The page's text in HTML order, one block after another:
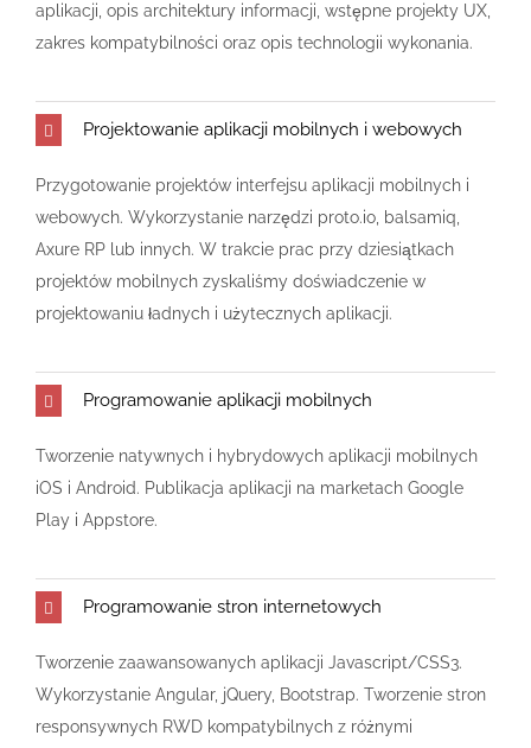
aplikacji, opis architektury informacji, wstępne projekty UX,
zakres kompatybilności oraz opis technologii wykonania.
Projektowanie aplikacji mobilnych i webowych
Przygotowanie projektów interfejsu aplikacji mobilnych i
webowych. Wykorzystanie narzędzi proto.io, balsamiq,
Axure RP lub innych. W trakcie prac przy dziesiątkach
projektów mobilnych zyskaliśmy doświadczenie w
projektowaniu ładnych i użytecznych aplikacji.
Programowanie aplikacji mobilnych
Tworzenie natywnych i hybrydowych aplikacji mobilnych
iOS i Android. Publikacja aplikacji na marketach Google
Play i Appstore.
Programowanie stron internetowych
Tworzenie zaawansowanych aplikacji Javascript/CSS3.
Wykorzystanie Angular, jQuery, Bootstrap. Tworzenie stron
responsywnych RWD kompatybilnych z różnymi